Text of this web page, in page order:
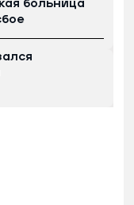
больница